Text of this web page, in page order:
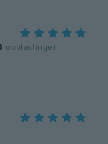
opplastinger